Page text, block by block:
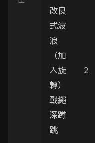
改良
式波
浪
（加
入旋
轉）
戰繩
深蹲
跳
2